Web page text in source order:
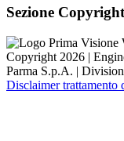
Sezione Copyright
Copyright 2026 |
Parma S.p.A. |
Disclaimer trattamento